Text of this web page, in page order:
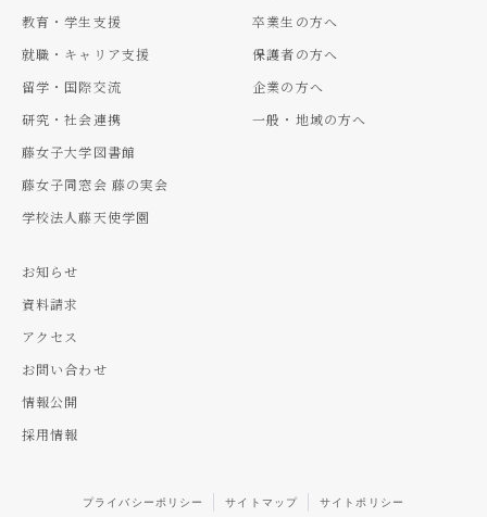
教育・学生支援
就職・キャリア支援
留学・国際交流
研究・社会連携
藤女子大学図書館
藤女子同窓会 藤の実会
学校法人藤天使学園
卒業生の方へ
保護者の方へ
企業の方へ
一般・地域の方へ
お知らせ
資料請求
アクセス
お問い合わせ
情報公開
採用情報
プライバシーポリシー サイトマップ サイトポリシー